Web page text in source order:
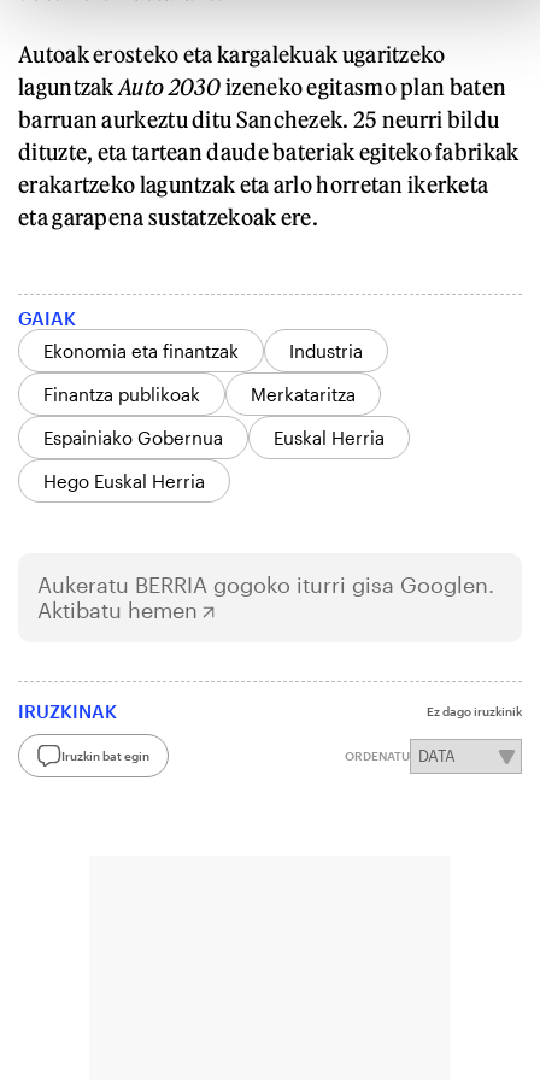
Autoak erosteko eta kargalekuak ugaritzeko
laguntzakAuto 2030izeneko egitasmo plan baten
barruan aurkeztu ditu Sanchezek. 25 neurri bildu
dituzte, eta tartean daude bateriak egiteko fabrikak
erakartzeko laguntzak eta arlo horretan ikerketa
eta garapena sustatzekoak ere.
GAIAK
Ekonomia eta finantzak
Industria
Finantza publikoak
Merkataritza
Espainiako Gobernua
Euskal Herria
Hego Euskal Herria
Aukeratu BERRIA gogoko iturri gisa Googlen.
Aktibatu hemen
IRUZKINAK Ez dago iruzkinik
Iruzkin bat egin ORDENATU